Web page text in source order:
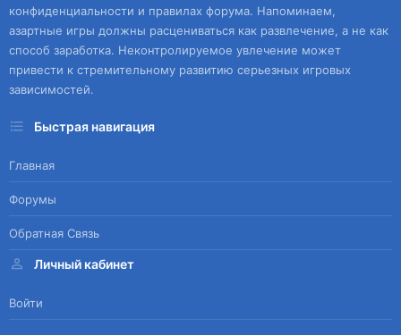
конфиденциальности и правилах форума. Напоминаем,
азартные игры должны расцениваться как развлечение, а не как
способ заработка. Неконтролируемое увлечение может
привести к стремительному развитию серьезных игровых
зависимостей.
Быстрая навигация
Главная
Форумы
Обратная Связь
Личный кабинет
Войти